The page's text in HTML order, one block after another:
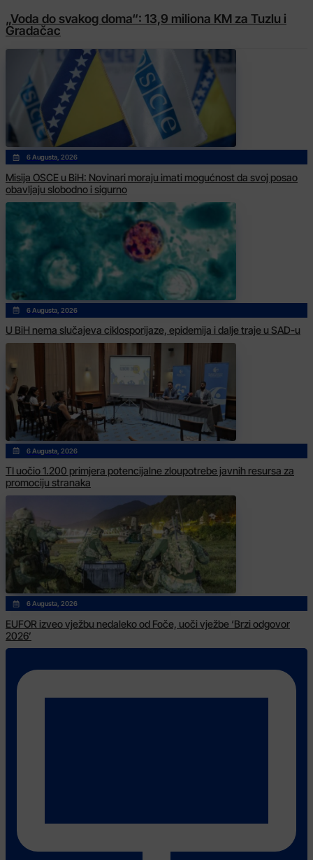
„Voda do svakog doma“: 13,9 miliona KM za Tuzlu i
Gradačac
6 Augusta, 2026
Misija OSCE u BiH: Novinari moraju imati mogućnost da svoj posao
obavljaju slobodno i sigurno
6 Augusta, 2026
U BiH nema slučajeva ciklosporijaze, epidemija i dalje traje u SAD-u
6 Augusta, 2026
TI uočio 1.200 primjera potencijalne zloupotrebe javnih resursa za
promociju stranaka
6 Augusta, 2026
EUFOR izveo vježbu nedaleko od Foče, uoči vježbe ‘Brzi odgovor
2026’